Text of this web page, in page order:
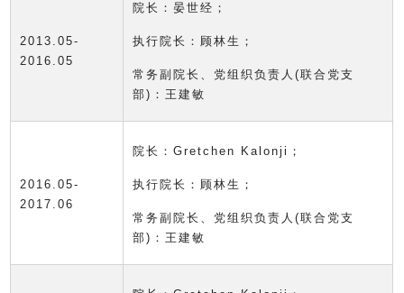
2013.05-
2016.05
院长：晏世经；
执行院长：顾林生；
常务副院长、党组织负责人(联合党支
部)：王建敏
2016.05-
2017.06
院长：Gretchen Kalonji；
执行院长：顾林生；
常务副院长、党组织负责人(联合党支
部)：王建敏